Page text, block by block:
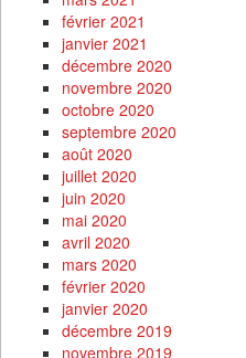
février 2021
janvier 2021
décembre 2020
novembre 2020
octobre 2020
septembre 2020
août 2020
juillet 2020
juin 2020
mai 2020
avril 2020
mars 2020
février 2020
janvier 2020
décembre 2019
novembre 2019